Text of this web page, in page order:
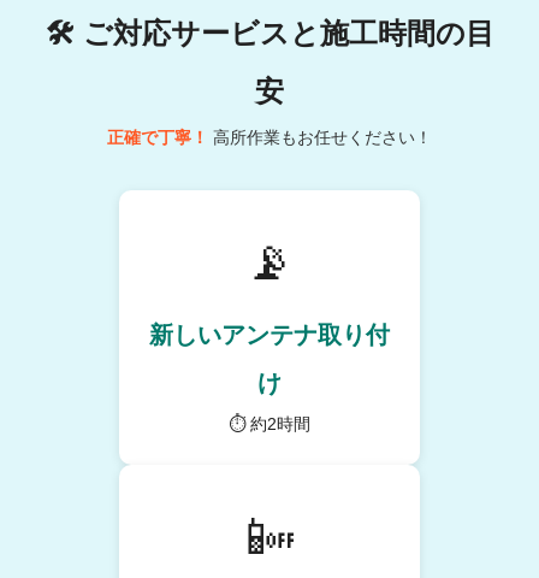
🛠 ご対応サービスと施工時間の目
安
正確で丁寧！ 高所作業もお任せください！
📡
新しいアンテナ取り付
け
⏱ 約2時間
📴